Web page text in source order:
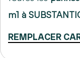
m1 à
REMPLACER